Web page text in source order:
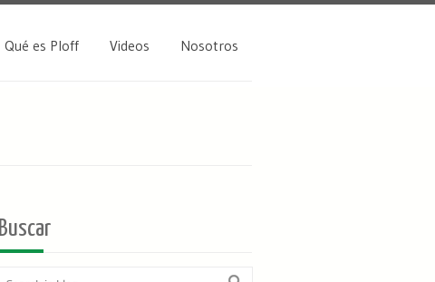
Qué es Ploff Videos Nosotros
Buscar